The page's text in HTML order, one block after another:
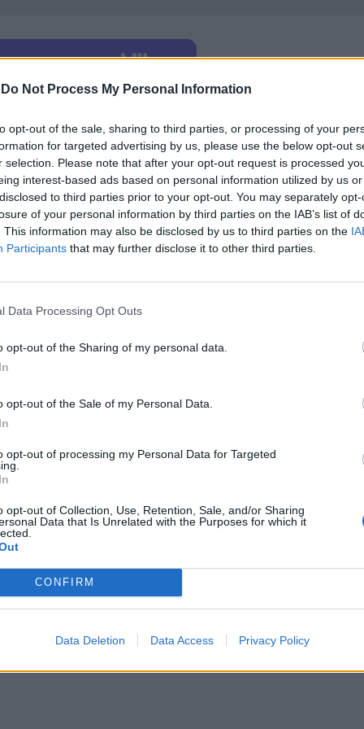
Do Not Process My Personal Information
opt-out of the sale, sharing to third parties, or processing of your
for targeted advertising by us, please use the below opt-out
selection. Please note that after your opt-out request is processed
interest-based ads based on personal information utilized by us
to third parties prior to your opt-out. You may separately
of your personal information by third parties on the IAB’s list of
This information may also be disclosed by us to third parties on the
Participants that may further disclose it to other third parties.
Data Processing Opt Outs
opt-out of the Sharing of my personal data.
opt-out of the Sale of my Personal Data.
opt-out of processing my Personal Data for Targeted
opt-out of Collection, Use, Retention, Sale, and/or Sharing
Data that Is Unrelated with the Purposes for which it
CONFIRM
Data Deletion Data Access Privacy Policy
който The Autographic Mirror да отпечата и
наследството”, коментира д-р Калика Сандс,
ще предложи, е в безупречно състояние.
за ръкопис на Дарвин от £ 400 000, но
започва в петък и приключва след две
съответстващи на мотото му - Age of
НОВИНИ »
Последвайте ни във
ВЪВ
в: